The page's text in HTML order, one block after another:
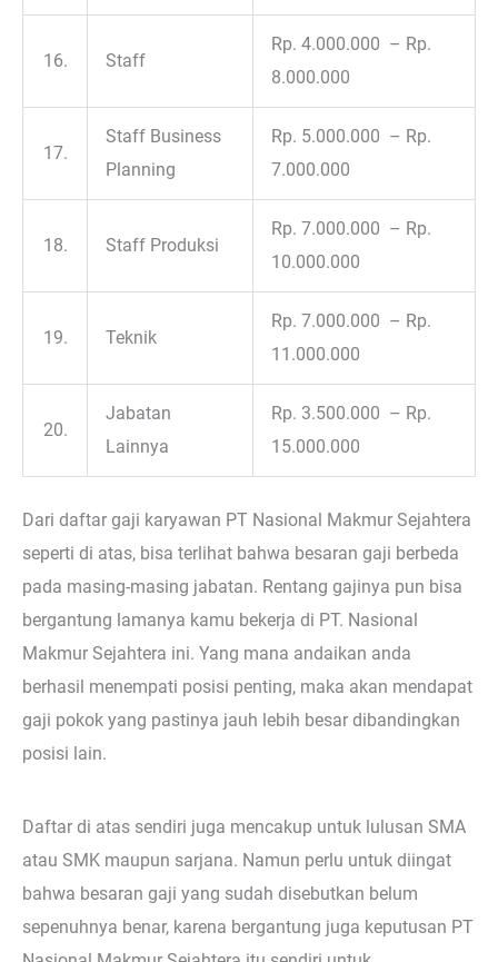
16. Staff
Rp. 4.000.000 – Rp.
8.000.000
17.
Staff Business
Planning
Rp. 5.000.000 – Rp.
7.000.000
18. Staff Produksi
Rp. 7.000.000 – Rp.
10.000.000
19. Teknik
Rp. 7.000.000 – Rp.
11.000.000
20.
Jabatan
Lainnya
Rp. 3.500.000 – Rp.
15.000.000
Dari daftar gaji karyawan PT Nasional Makmur Sejahtera
seperti di atas, bisa terlihat bahwa besaran gaji berbeda
pada masing-masing jabatan. Rentang gajinya pun bisa
bergantung lamanya kamu bekerja di PT. Nasional
Makmur Sejahtera ini. Yang mana andaikan anda
berhasil menempati posisi penting, maka akan mendapat
gaji pokok yang pastinya jauh lebih besar dibandingkan
posisi lain.
Daftar di atas sendiri juga mencakup untuk lulusan SMA
atau SMK maupun sarjana. Namun perlu untuk diingat
bahwa besaran gaji yang sudah disebutkan belum
sepenuhnya benar, karena bergantung juga keputusan PT